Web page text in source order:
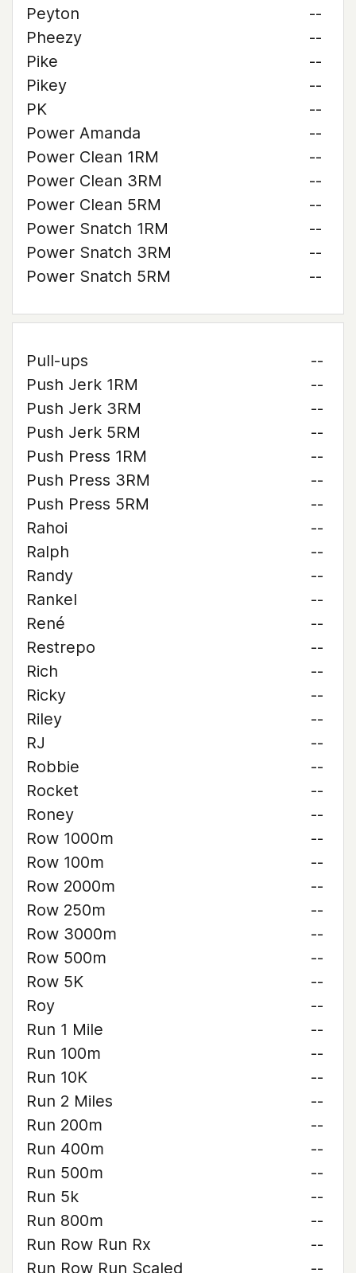
Peyton
--
Pheezy
--
Pike
--
Pikey
--
PK
--
Power Amanda
--
Power Clean 1RM
--
Power Clean 3RM
--
Power Clean 5RM
--
Power Snatch 1RM
--
Power Snatch 3RM
--
Power Snatch 5RM
--
Pull-ups
--
Push Jerk 1RM
--
Push Jerk 3RM
--
Push Jerk 5RM
--
Push Press 1RM
--
Push Press 3RM
--
Push Press 5RM
--
Rahoi
--
Ralph
--
Randy
--
Rankel
--
René
--
Restrepo
--
Rich
--
Ricky
--
Riley
--
RJ
--
Robbie
--
Rocket
--
Roney
--
Row 1000m
--
Row 100m
--
Row 2000m
--
Row 250m
--
Row 3000m
--
Row 500m
--
Row 5K
--
Roy
--
Run 1 Mile
--
Run 100m
--
Run 10K
--
Run 2 Miles
--
Run 200m
--
Run 400m
--
Run 500m
--
Run 5k
--
Run 800m
--
Run Row Run Rx
--
Run Row Run Scaled
--